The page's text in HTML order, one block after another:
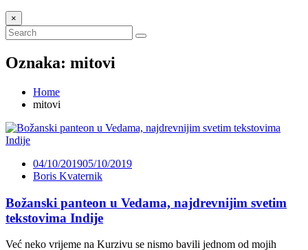
×
Oznaka: mitovi
Home
mitovi
04/10/201905/10/2019
Boris Kvaternik
Božanski panteon u Vedama, najdrevnijim svetim
tekstovima Indije
Već neko vrijeme na Kurzivu se nismo bavili jednom od mojih